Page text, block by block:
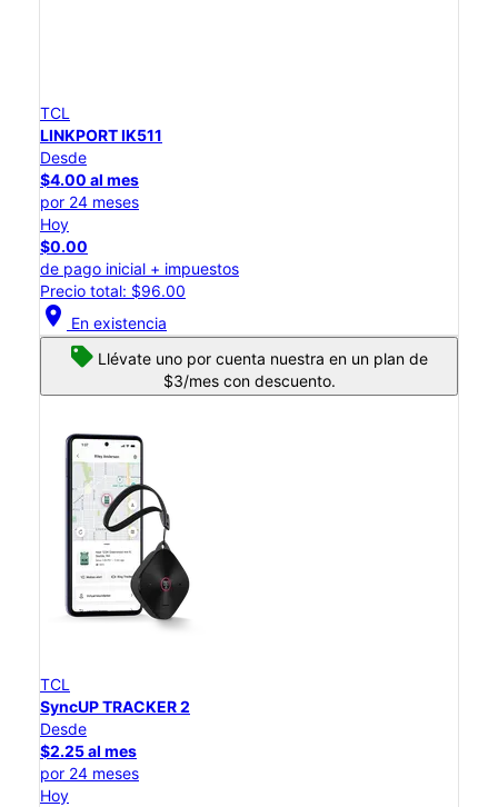
TCL
LINKPORT IK511
Desde
$4.00 al mes
por 24 meses
Hoy
$0.00
de pago inicial + impuestos
Precio total: $96.00
location_on En existencia
Llévate uno por cuenta nuestra en un plan de
$3/mes con descuento.
TCL
SyncUP TRACKER 2
Desde
$2.25 al mes
por 24 meses
Hoy